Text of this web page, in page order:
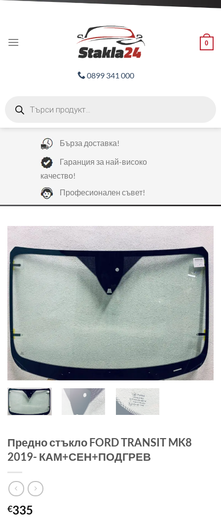
0
0899 341 000
search
Бърза доставка!
Гаранция за най-високо
качество!
Професионален съвет!
Предно стъкло FORD TRANSIT MK8
2019- КАМ+СЕН+ПОДГРЕВ
€335